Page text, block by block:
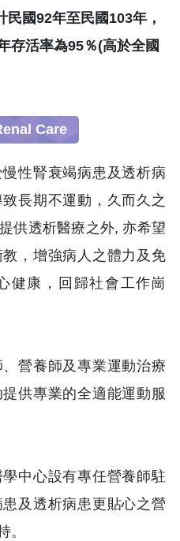
國92年至民國103年，
存活率為95％(高於全國
Care
性腎衰竭病患及透析病
長期不運動，久而久之
供透析醫療之外, 亦希望
，增強病人之體力及免
健康，回歸社會工作崗
營養師及專業運動治療
供專業的全適能運動服
中心設有專任營養師駐
及透析病患更貼心之營
。